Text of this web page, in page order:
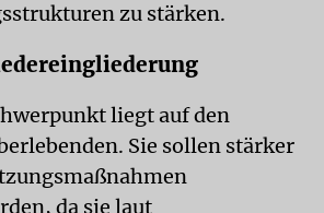
zu stärken.
liegt auf den
Sie sollen stärker
da sie laut